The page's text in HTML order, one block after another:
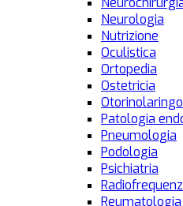
Neurologia
Nutrizione
Oculistica
Ortopedia
Ostetricia
Patologia
Pneumologia
Podologia
Psichiatria
Reumatologia